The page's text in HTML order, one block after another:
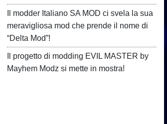
Il modder Italiano SA MOD ci svela la sua
meravigliosa mod che prende il nome di
“Delta Mod”!
Il progetto di modding EVIL MASTER by
Mayhem Modz si mette in mostra!